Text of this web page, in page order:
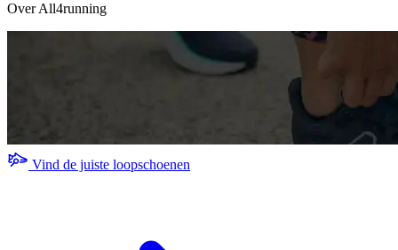
Over All4running
Vind de juiste loopschoenen